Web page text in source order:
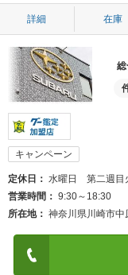
詳細 在庫
キャンペーン
定休日
水曜日 第二週目
営業時間
9:30～18:30
所在地
神奈川県川崎市中